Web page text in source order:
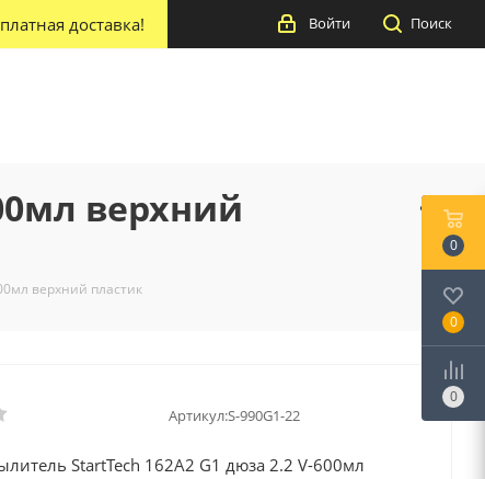
доставка! Поиск
Войти
верхний
верхний пластик
Артикул:S-990G1-22
StartTech 162А2 G1 дюза 2.2 V-600мл
0
0
0